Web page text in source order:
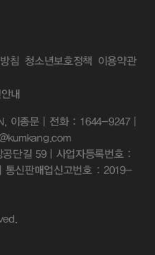
침 청소년보호정책 이용약관
내
이종문 | 전화 : 1644-9247 |
단길 59 | 사업자등록번호 :
| 통신판매업신고번호 : 2019-